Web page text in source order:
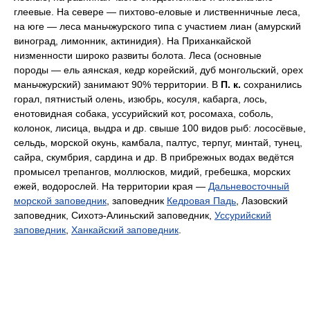
глеевые. На севере — пихтово-еловые и лиственничные леса,
на юге — леса маньчжурского типа с участием лиан (амурский
виноград, лимонник, актинидия). На Приханкайской
низменности широко развиты болота. Леса (основные
породы — ель аянская, кедр корейский, дуб монгольский, орех
маньчжурский) занимают 90% территории. В П. к. сохранились
горал, пятнистый олень, изюбрь, косуля, кабарга, лось,
енотовидная собака, уссурийский кот, росомаха, соболь,
колонок, лисица, выдра и др. свыше 100 видов рыб: лососёвые,
сельдь, морской окунь, камбала, палтус, терпуг, минтай, тунец,
сайра, скумбрия, сардина и др. В прибрежных водах ведётся
промысел трепангов, моллюсков, мидий, гребешка, морских
ежей, водорослей. На территории края — Дальневосточный
морской заповедник , заповедник Кедровая Падь , Лазовский
заповедник, Сихотэ-Алиньский заповедник, Уссурийский
заповедник Ханкайский заповедник